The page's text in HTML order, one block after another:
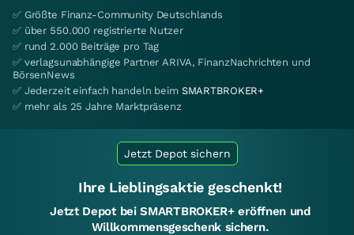
✅ Größte Finanz-Community Deutschlands
✅ über 550.000 registrierte Nutzer
✅ rund 2.000 Beiträge pro Tag
✅ verlagsunabhängige Partner ARIVA, FinanzNachrichten und
BörsenNews
✅ Jederzeit einfach handeln beim SMARTBROKER+
✅ mehr als 25 Jahre Marktpräsenz
Jetzt Depot sichern
Ihre Lieblingsaktie geschenkt!
Jetzt Depot bei SMARTBROKER+ eröffnen und
Willkommensgeschenk sichern.